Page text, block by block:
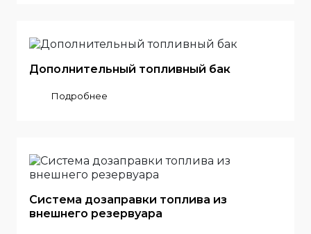
Дополнительный топливный бак
Подробнее
Система дозаправки топлива из
внешнего резервуара